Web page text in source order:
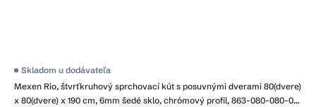
Mexen Rio, štvrťkruhový sprchovací kút s posuvnými dverami 80(dvere)
x 80(dvere) x 190 cm, 6mm šedé sklo, chrómový profil, 863-080-080-01-
Priemerné
produktu
je
Skladom u dodávateľa